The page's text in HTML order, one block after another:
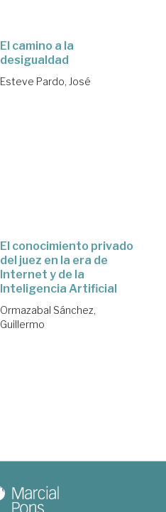
El camino a la
desigualdad
Esteve Pardo, José
El conocimiento privado
del juez en la era de
Internet y de la
Inteligencia Artificial
Ormazabal Sánchez,
Guillermo